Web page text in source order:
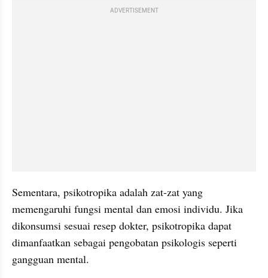
ADVERTISEMENT
Sementara, psikotropika adalah zat-zat yang
memengaruhi fungsi mental dan emosi individu. Jika
dikonsumsi sesuai resep dokter, psikotropika dapat
dimanfaatkan sebagai pengobatan psikologis seperti
gangguan mental.